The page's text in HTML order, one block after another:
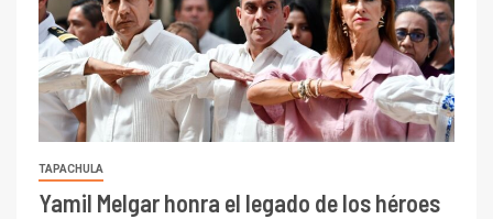
TAPACHULA
Yamil Melgar honra el legado de los héroes